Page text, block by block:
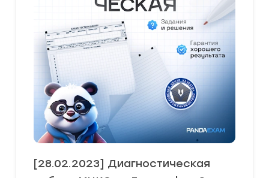
[28.02.2023] Диагностическая